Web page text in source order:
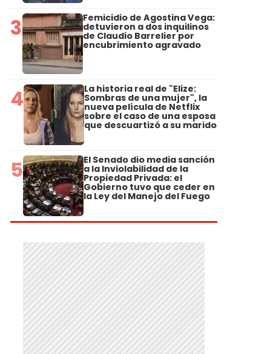
3 Femicidio de Agostina Vega:
detuvieron a dos inquilinos
de Claudio Barrelier por
encubrimiento agravado
4 La historia real de "Elize:
Sombras de una mujer", la
nueva película de Netflix
sobre el caso de una esposa
que descuartizó a su marido
5 El Senado dio media sanción
a la Inviolabilidad de la
Propiedad Privada: el
Gobierno tuvo que ceder en
la Ley del Manejo del Fuego